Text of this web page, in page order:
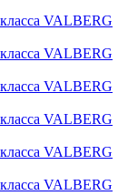
VALBERG
VALBERG
VALBERG
VALBERG
VALBERG
VALBERG